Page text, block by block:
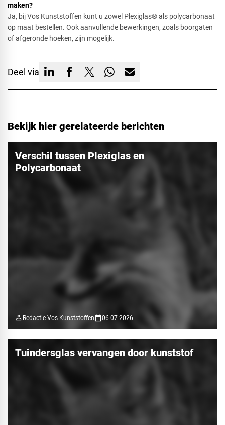
maken?​
Ja, bij Vos Kunststoffen kunt u zowel Plexiglas® als polycarbonaat
op maat bestellen. Ook aanvullende bewerkingen, zoals boorgaten
of afgeronde hoeken, zijn mogelijk.
Deel via
Bekijk hier gerelateerde berichten
Verschil tussen Plexiglas en
Polycarbonaat
person Redactie Vos Kunststoffencalendar_today06-07-2026
Tuindersglas vervangen door kunststof